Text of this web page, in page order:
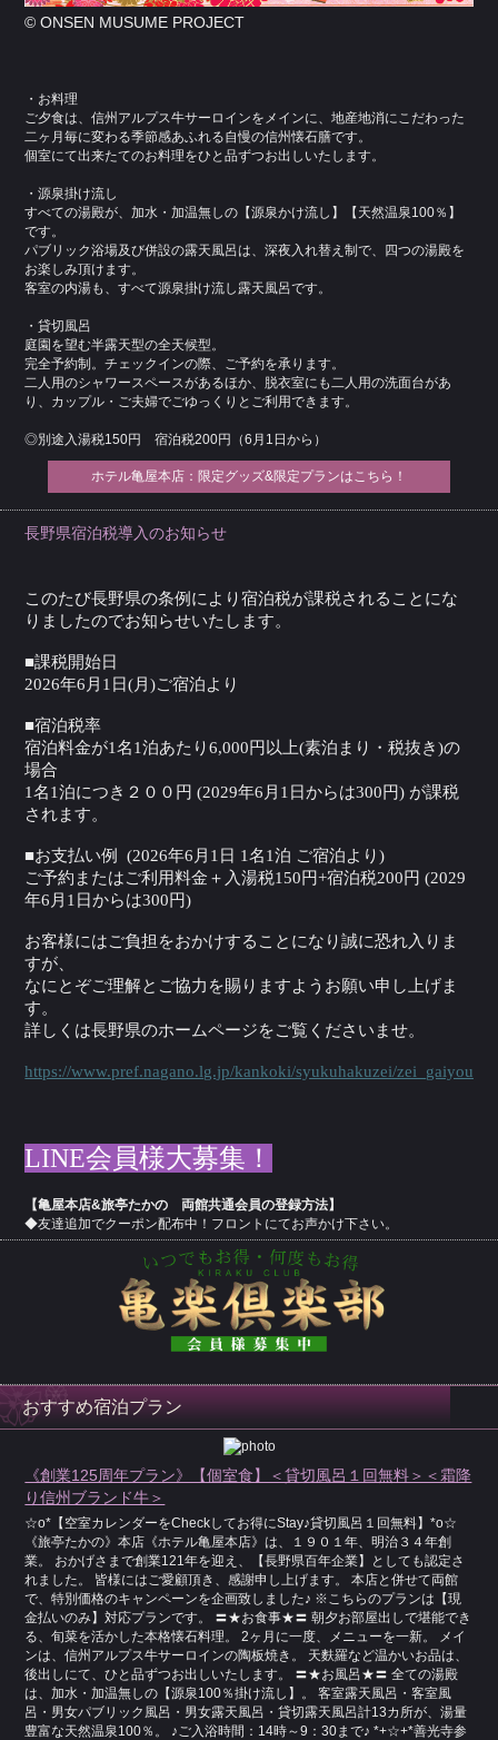
© ONSEN MUSUME PROJECT
・お料理
ご夕食は、信州アルプス牛サーロインをメインに、地産地消にこだわった
二ヶ月毎に変わる季節感あふれる自慢の信州懐石膳です。
個室にて出来たてのお料理をひと品ずつお出しいたします。
・源泉掛け流し
すべての湯殿が、加水・加温無しの【源泉かけ流し】【天然温泉100％】
です。
パブリック浴場及び併設の露天風呂は、深夜入れ替え制で、四つの湯殿を
お楽しみ頂けます。
客室の内湯も、すべて源泉掛け流し露天風呂です。
・貸切風呂
庭園を望む半露天型の全天候型。
完全予約制。チェックインの際、ご予約を承ります。
二人用のシャワースペースがあるほか、脱衣室にも二人用の洗面台があ
り、カップル・ご夫婦でごゆっくりとご利用できます。
◎別途入湯税150円 宿泊税200円（6月1日から）
ホテル亀屋本店：限定グッズ&限定プランはこちら！
長野県宿泊税導入のお知らせ
このたび長野県の条例により宿泊税が課税されることにな
りましたのでお知らせいたします。
■課税開始日
2026年6月1日(月)ご宿泊より
■宿泊税率
宿泊料金が1名1泊あたり6,000円以上(素泊まり・税抜き)の
場合
1名1泊につき２００円 (2029年6月1日からは300円) が課税
されます。
■お支払い例 (2026年6月1日 1名1泊 ご宿泊より)
ご予約またはご利用料金＋入湯税150円+宿泊税200円 (2029
年6月1日からは300円)
お客様にはご負担をおかけすることになり誠に恐れ入りま
すが、
なにとぞご理解とご協力を賜りますようお願い申し上げま
す。
詳しくは長野県のホームページをご覧くださいませ。
https://www.pref.nagano.lg.jp/kankoki/syukuhakuzei/
LINE会員様大募集！
【亀屋本店&旅亭たかの 両館共通会員の登録方法】
◆友達追加でクーポン配布中！フロントにてお声かけ下さい。
おすすめ宿泊プラン
《創業125周年プラン》【個室食】＜貸切風呂１回無料＞＜霜降
り信州ブランド牛＞
☆o*【空室カレンダーをCheckしてお得にStay♪貸切風呂１回無料】*o☆
《旅亭たかの》本店《ホテル亀屋本店》は、１９０１年、明治３４年創
業。 おかげさまで創業121年を迎え、【長野県百年企業】としても認定さ
れました。 皆様にはご愛顧頂き、感謝申し上げます。 本店と併せて両館
で、特別価格のキャンペーンを企画致しました♪ ※こちらのプランは【現
金払いのみ】対応プランです。 〓★お食事★〓 朝夕お部屋出しで堪能でき
る、旬菜を活かした本格懐石料理。 2ヶ月に一度、メニューを一新。 メイ
ンは、信州アルプス牛サーロインの陶板焼き。 天麩羅など温かいお品は、
後出しにて、ひと品ずつお出しいたします。 〓★お風呂★〓 全ての湯殿
は、加水・加温無しの【源泉100％掛け流し】。 客室露天風呂・客室風
呂・男女パブリック風呂・男女露天風呂・貸切露天風呂計13カ所が、湯量
豊富な天然温泉100％。 ♪ご入浴時間：14時～9：30まで♪ *+☆+*善光寺参